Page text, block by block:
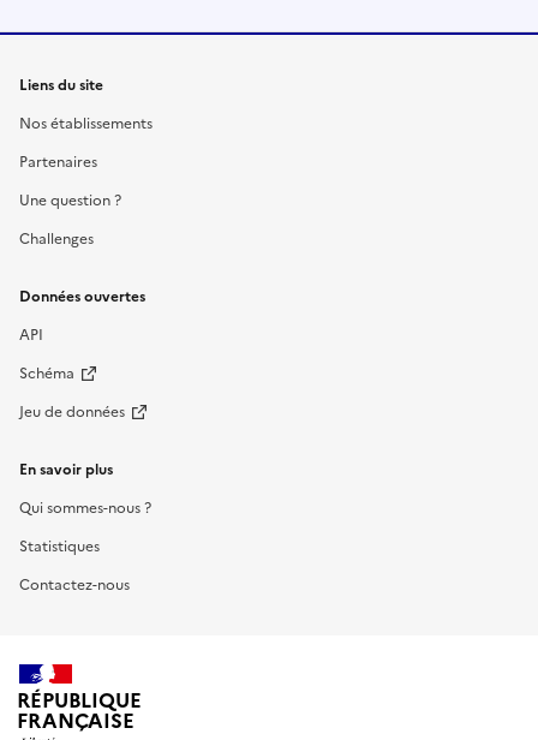
Liens du site
Nos établissements
Partenaires
Une question ?
Challenges
Données ouvertes
API
Schéma
Jeu de données
En savoir plus
Qui sommes-nous ?
Statistiques
Contactez-nous
RÉPUBLIQUE
FRANÇAISE